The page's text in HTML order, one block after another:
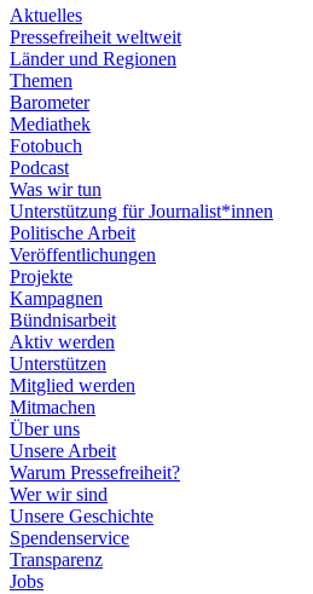
Aktuelles
Pressefreiheit weltweit
Länder und Regionen
Themen
Barometer
Mediathek
Fotobuch
Podcast
Was wir tun
Unterstützung für Journalist*innen
Politische Arbeit
Veröffentlichungen
Projekte
Kampagnen
Bündnisarbeit
Aktiv werden
Unterstützen
Mitglied werden
Mitmachen
Über uns
Unsere Arbeit
Warum Pressefreiheit?
Wer wir sind
Unsere Geschichte
Spendenservice
Transparenz
Jobs